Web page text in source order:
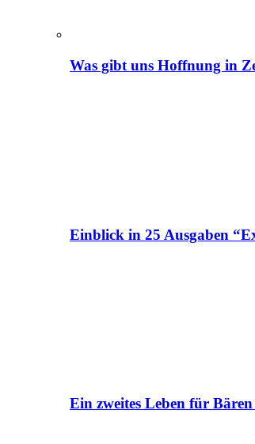
Was gibt uns Hoffnung in
Einblick in 25 Ausgaben
Ein zweites Leben für